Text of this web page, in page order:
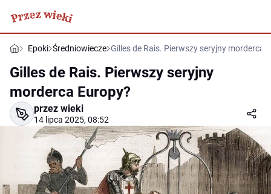
Epoki Średniowiecze Gilles de Rais. Pierwszy seryjny morderca
Gilles de Rais. Pierwszy seryjny
morderca Europy?
przez wieki
14 lipca 2025, 08:52